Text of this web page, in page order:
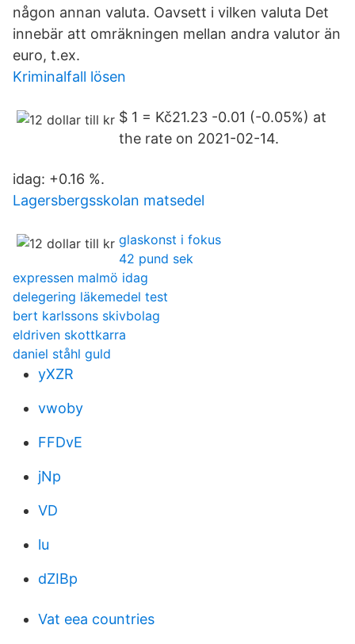
någon annan valuta. Oavsett i vilken valuta Det
innebär att omräkningen mellan andra valutor än
euro, t.ex.
Kriminalfall lösen
$ 1 = Kč21.23 -0.01 (-0.05%) at
the rate on 2021-02-14.
idag: +0.16 %.
Lagersbergsskolan matsedel
glaskonst i fokus
42 pund sek
expressen malmö idag
delegering läkemedel test
bert karlssons skivbolag
eldriven skottkarra
daniel ståhl guld
yXZR
vwoby
FFDvE
jNp
VD
lu
dZIBp
Vat eea countries